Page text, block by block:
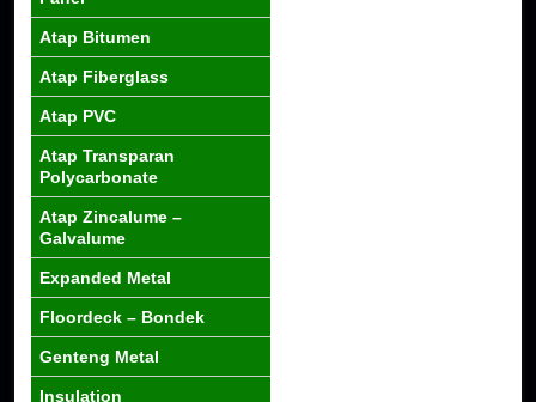
Atap Bitumen
Atap Fiberglass
Atap PVC
Atap Transparan
Polycarbonate
Atap Zincalume –
Galvalume
Expanded Metal
Floordeck – Bondek
Genteng Metal
Insulation